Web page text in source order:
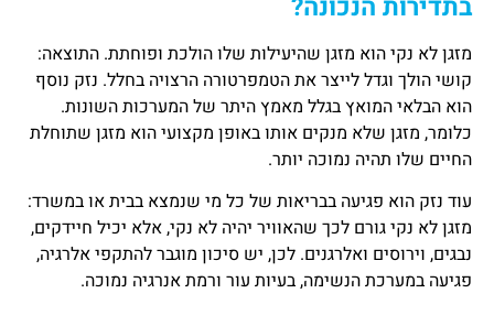
בתדירות הנכונה?
מזגן לא נקי הוא מזגן שהיעילות שלו הולכת ופוחתת. התוצאה:
קושי הולך וגדל לייצר את הטמפרטורה הרצויה בחלל. נזק נוסף
הוא הבלאי המואץ בגלל מאמץ היתר של המערכות השונות.
כלומר, מזגן שלא מנקים אותו באופן מקצועי הוא מזגן שתוחלת
החיים שלו תהיה נמוכה יותר.
עוד נזק הוא פגיעה בבריאות של כל מי שנמצא בבית או במשרד:
מזגן לא נקי גורם לכך שהאוויר יהיה לא נקי, אלא יכיל חיידקים,
נבגים, וירוסים ואלרגנים. לכן, יש סיכון מוגבר להתקפי אלרגיה,
פגיעה במערכת הנשימה, בעיות עור ורמת אנרגיה נמוכה.